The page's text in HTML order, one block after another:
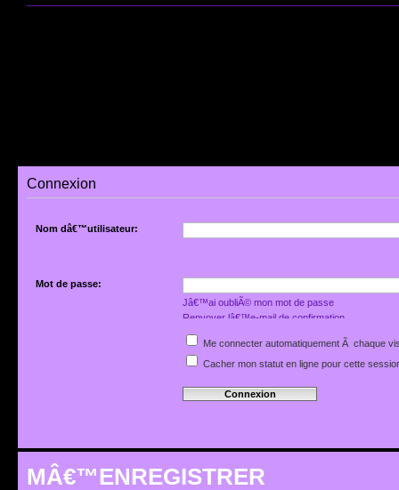
Connexion
Nom dâ€™utilisateur:
Mot de passe:
Jâ€™ai oubliÃ© mon mot de passe
Renvoyer lâ€™e-mail de confirmation
Me connecter automatiquement Ã chaque
Cacher mon statut en ligne pour cette
MÂ€™ENREGISTRER